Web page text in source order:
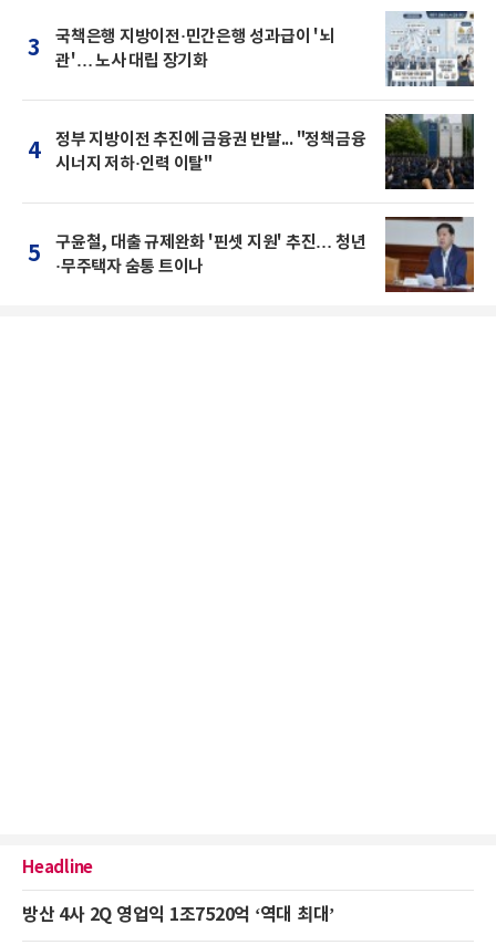
3
국책은행 지방이전·민간은행 성과급이 '뇌
관'… 노사 대립 장기화
4
정부 지방이전 추진에 금융권 반발... "정책금융
시너지 저하·인력 이탈"
5
구윤철, 대출 규제완화 '핀셋 지원' 추진… 청년
·무주택자 숨통 트이나
Headline
방산 4사 2Q 영업익 1조7520억 ‘역대 최대’